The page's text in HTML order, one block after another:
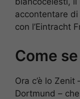
accontentare
con l’Eintracht
Come
Ora c’è lo
Dortmund –